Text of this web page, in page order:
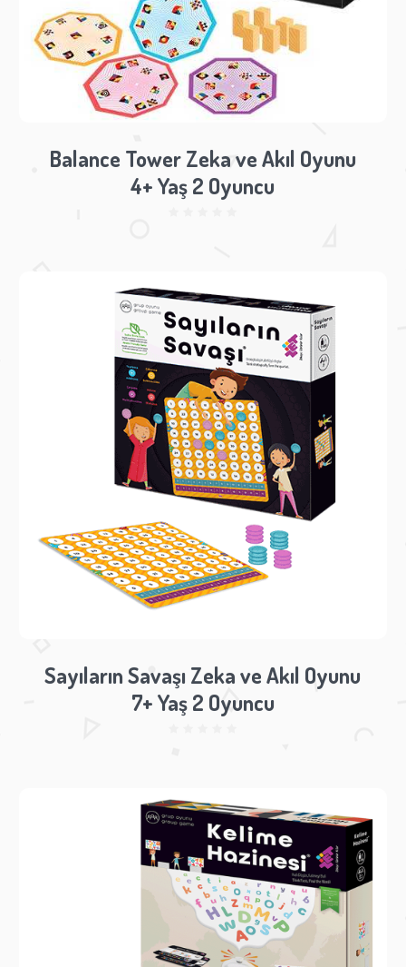
Balance Tower Zeka ve Akıl Oyunu
4+ Yaş 2 Oyuncu
Sayıların Savaşı Zeka ve Akıl Oyunu
7+ Yaş 2 Oyuncu